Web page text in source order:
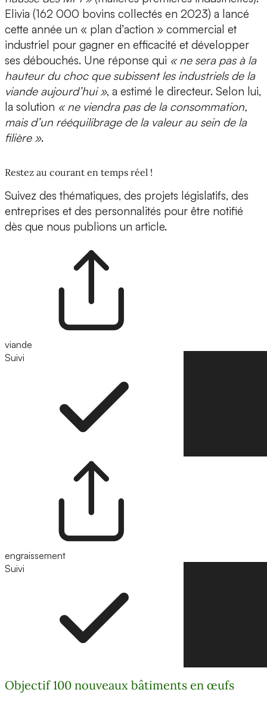
Elivia (162 000 bovins collectés en 2023) a lancé
cette année un « plan d’action » commercial et
industriel pour gagner en efficacité et développer
ses débouchés. Une réponse qui « ne sera pas à la
hauteur du choc que subissent les industriels de la
viande aujourd’hui », a estimé le directeur. Selon lui,
la solution « ne viendra pas de la consommation,
mais d’un rééquilibrage de la valeur au sein de la
filière ».
Restez au courant en temps réel !
Suivez des thématiques, des projets législatifs, des
entreprises et des personnalités pour être notifié
dès que nous publions un article.
viande
Suivi
engraissement
Suivi
Objectif 100 nouveaux bâtiments en œufs